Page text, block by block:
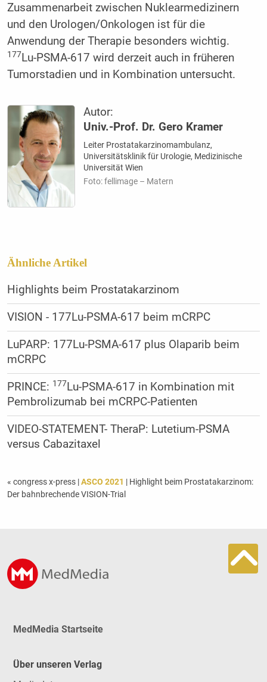
Zusammenarbeit zwischen Nuklearmedizinern
und den Urologen/Onkologen ist für die
Anwendung der Therapie besonders wichtig.
177Lu-PSMA-617 wird derzeit auch in früheren
Tumorstadien und in Kombination untersucht.
Autor:
Univ.-Prof. Dr. Gero Kramer
Leiter Prostatakarzinomambulanz,
Universitätsklinik für Urologie, Medizinische
Universität Wien
Foto: fellimage – Matern
Ähnliche Artikel
Highlights beim Prostatakarzinom
VISION - 177Lu-PSMA-617 beim mCRPC
LuPARP: 177Lu-PSMA-617 plus Olaparib beim
mCRPC
PRINCE: 177 Lu-PSMA-617 in Kombination mit
Pembrolizumab bei mCRPC-Patienten
VIDEO-STATEMENT- TheraP: Lu­te­tium-PSMA
versus Caba­zi­taxel
« congress x-press |ASCO 2021 | Highlight beim Prostatakarzinom:
Der bahnbrechende VISION-Trial
MedMedia Startseite
Über unseren Verlag